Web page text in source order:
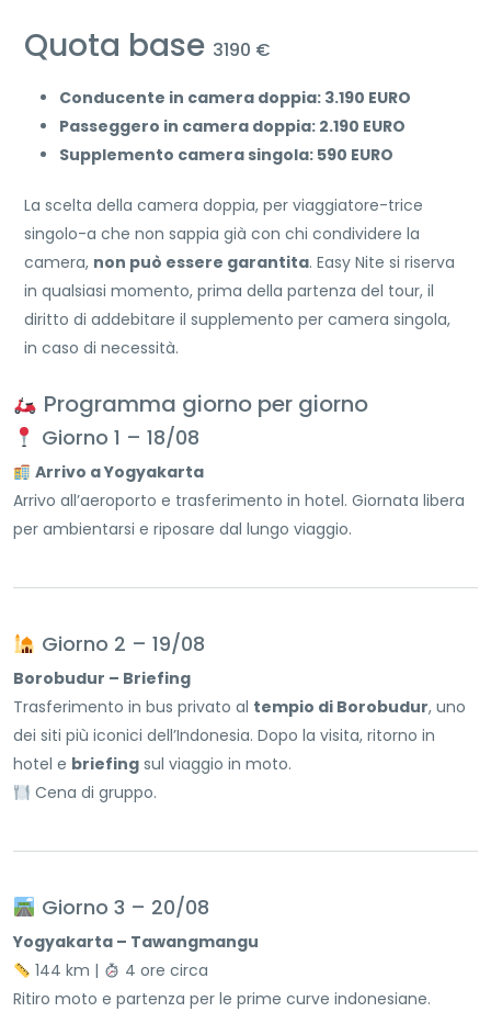
Quota base 3190 €
Conducente in camera doppia: 3.190 EURO
Passeggero in camera doppia: 2.190 EURO
Supplemento camera singola: 590 EURO
La scelta della camera doppia, per viaggiatore-trice
singolo-a che non sappia già con chi condividere la
camera, non può essere garantita. Easy Nite si riserva
in qualsiasi momento, prima della partenza del tour, il
diritto di addebitare il supplemento per camera singola,
in caso di necessità.
Programma giorno per giorno
Giorno 1 – 18/08
Arrivo a Yogyakarta
Arrivo all’aeroporto e trasferimento in hotel. Giornata libera
per ambientarsi e riposare dal lungo viaggio.
Giorno 2 – 19/08
Borobudur – Briefing
Trasferimento in bus privato al tempio di Borobudur, uno
dei siti più iconici dell’Indonesia. Dopo la visita, ritorno in
hotel e briefing sul viaggio in moto.
Cena di gruppo.
Giorno 3 – 20/08
Yogyakarta – Tawangmangu
144 km |
4 ore circa
Ritiro moto e partenza per le prime curve indonesiane.